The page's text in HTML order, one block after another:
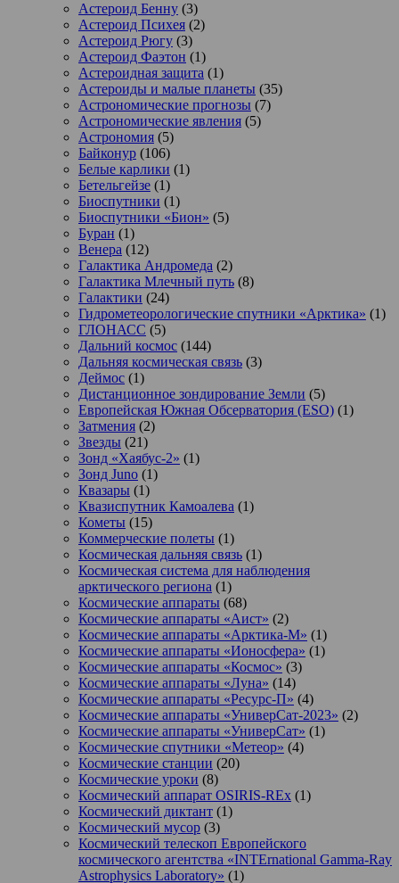
Астероид Бенну (3)
Астероид Психея (2)
Астероид Рюгу (3)
Астероид Фаэтон (1)
Астероидная защита (1)
Астероиды и малые планеты (35)
Астрономические прогнозы (7)
Астрономические явления (5)
Астрономия (5)
Байконур (106)
Белые карлики (1)
Бетельгейзе (1)
Биоспутники (1)
Биоспутники «Бион» (5)
Буран (1)
Венера (12)
Галактика Андромеда (2)
Галактика Млечный путь (8)
Галактики (24)
Гидрометеорологические спутники «Арктика» (1)
ГЛОНАСС (5)
Дальний космос (144)
Дальняя космическая связь (3)
Деймос (1)
Дистанционное зондирование Земли (5)
Европейская Южная Обсерватория (ESO) (1)
Затмения (2)
Звезды (21)
Зонд «Хаябус-2» (1)
Зонд Juno (1)
Квазары (1)
Квазиспутник Камоалева (1)
Кометы (15)
Коммерческие полеты (1)
Космическая дальняя связь (1)
Космическая система для наблюдения
арктического региона (1)
Космические аппараты (68)
Космические аппараты «Аист» (2)
Космические аппараты «Арктика-М» (1)
Космические аппараты «Ионосфера» (1)
Космические аппараты «Космос» (3)
Космические аппараты «Луна» (14)
Космические аппараты «Ресурс-П» (4)
Космические аппараты «УниверСат-2023» (2)
Космические аппараты «УниверСат» (1)
Космические спутники «Метеор» (4)
Космические станции (20)
Космические уроки (8)
Космический аппарат OSIRIS-REx (1)
Космический диктант (1)
Космический мусор (3)
Космический телескоп Европейского
космического агентства «INTErnational Gamma-Ray
Astrophysics Laboratory» (1)